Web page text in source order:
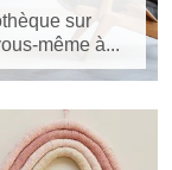
sur
même à...